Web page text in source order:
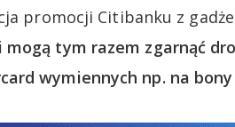
promocji Citibanku z
tym razem zgarnąć
wymiennych np. na bony